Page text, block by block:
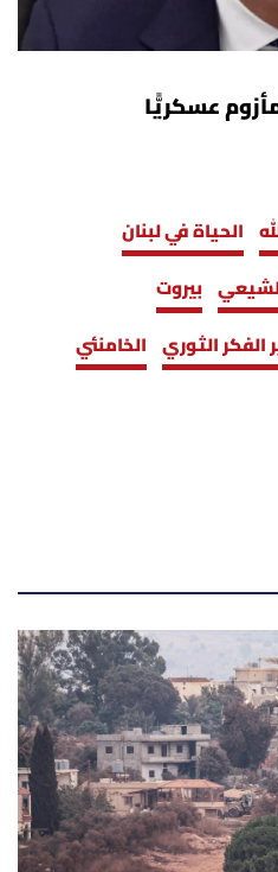
عسكريًّا
الحياة في لبنان
بيروت
الفكر الثوري الخامنئي